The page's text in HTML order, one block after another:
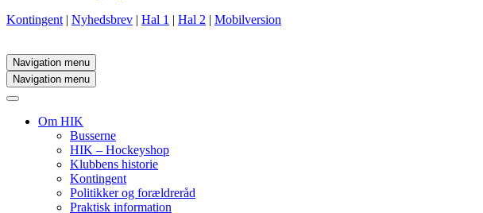
Kontingent | Nyhedsbrev | Hal 1 | Hal 2 | Mobilversion
Navigation menu
Navigation menu
Om HIK
Busserne
HIK – Hockeyshop
Klubbens historie
Kontingent
Politikker og forældreråd
Praktisk information